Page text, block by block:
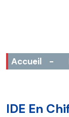
Accueil -
IDE En